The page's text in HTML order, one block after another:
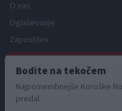
O nas
Oglaševanje
Zaposlitev
Pravno obvestilo
Zasebnost in piškotki
Storitve
Bodite na tekočem
Najpomembnejše Koroške
predal.